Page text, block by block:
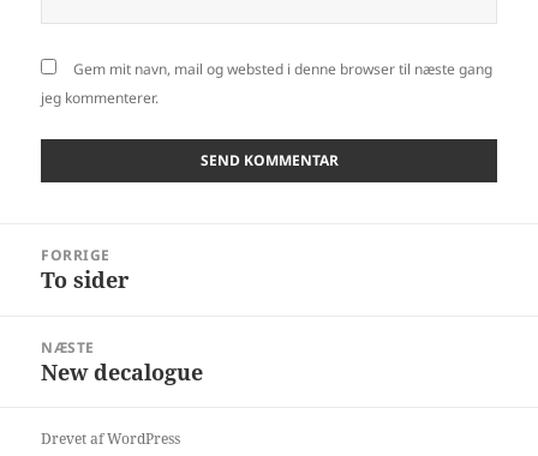
Gem mit navn, mail og websted i denne browser til næste gang
jeg kommenterer.
FORRIGE
Forrige
To sider
NÆSTE
Næste
New decalogue
Drevet af WordPress